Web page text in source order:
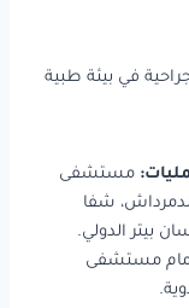
في بيئة طبية
مستشفى
شفا
الدولي.
أمام مستشفى